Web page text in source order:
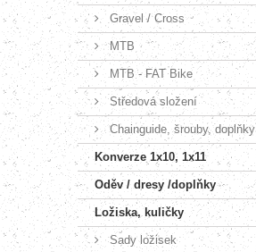
Gravel / Cross
MTB
MTB - FAT Bike
Středová složení
Chainguide, šrouby, doplňky
Konverze 1x10, 1x11
Oděv / dresy /doplňky
Ložiska, kuličky
Sady ložisek